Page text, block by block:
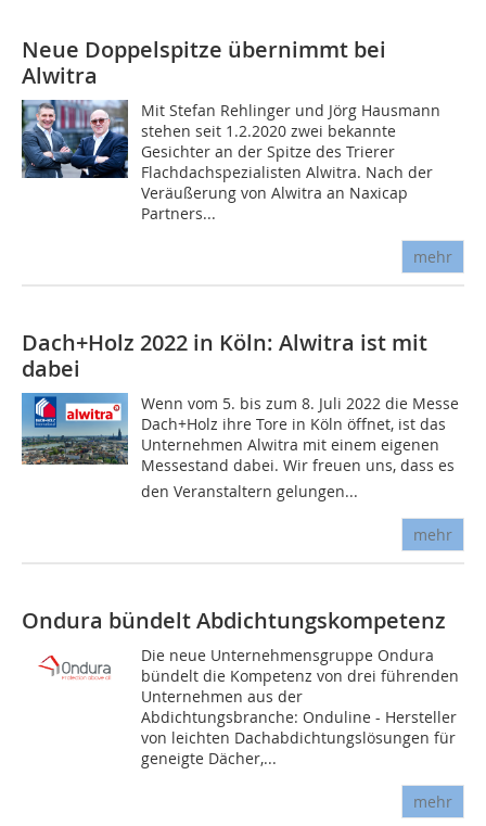
Neue Doppelspitze übernimmt bei
Alwitra
Mit Stefan Rehlinger und Jörg Hausmann
stehen seit 1.2.2020 zwei bekannte
Gesichter an der Spitze des Trierer
Flachdachspezialisten Alwitra. Nach der
Veräußerung von Alwitra an Naxicap
Partners...
mehr
Dach+Holz 2022 in Köln: Alwitra ist mit
dabei
Wenn vom 5. bis zum 8. Juli 2022 die Messe
Dach+Holz ihre Tore in Köln öffnet, ist das
Unternehmen Alwitra mit einem eigenen
Messestand dabei. Wir freuen uns, dass es
den Veranstaltern gelungen...
mehr
Ondura bündelt Abdichtungskompetenz
Die neue Unternehmensgruppe Ondura
bündelt die Kompetenz von drei führenden
Unternehmen aus der
Abdichtungsbranche: Onduline - Hersteller
von leichten Dachabdichtungslösungen für
geneigte Dächer,...
mehr